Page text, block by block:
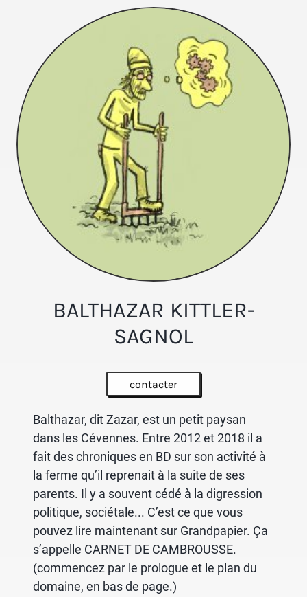
BALTHAZAR KITTLER-
SAGNOL
contacter
Balthazar, dit Zazar, est un petit paysan
dans les Cévennes. Entre 2012 et 2018 il a
fait des chroniques en BD sur son activité à
la ferme qu’il reprenait à la suite de ses
parents. Il y a souvent cédé à la digression
politique, sociétale... C’est ce que vous
pouvez lire maintenant sur Grandpapier. Ça
s’appelle CARNET DE CAMBROUSSE.
(commencez par le prologue et le plan du
domaine, en bas de page.)